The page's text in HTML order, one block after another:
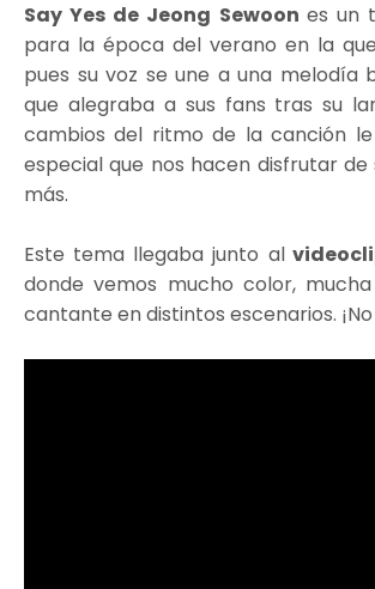
Say Yes de Jeong Sewoon es un
para la época del verano en la
pues su voz se une a una melodía
que alegraba a sus fans tras su
cambios del ritmo de la canción
especial que nos hacen disfrutar
más.
Este tema llegaba junto al
donde vemos mucho color,
cantante en distintos escenarios.